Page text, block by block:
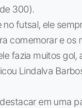
300).
no futsal, ele
comemorar e os
fazia muitos gol,
Lindalva
em uma